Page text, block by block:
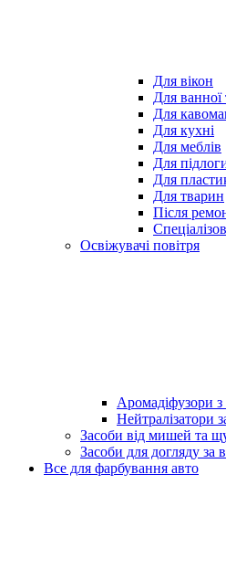
Для вікон
Для ванної
Для
Для кухні
Для меблів
Для
Для
Для тварин
Після
Освіжувачі повітря
Аромадіфузори
Нейтралізатори
Засоби від мишей та
Засоби для догляду за
Все для фарбування авто